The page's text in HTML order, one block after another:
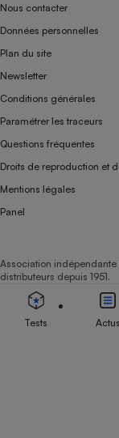
Nous contacter
Données personnelles
Plan du site
Newsletter
Conditions générales
Paramétrer les traceurs
Questions fréquentes
Droits de reproduction et
Mentions légales
Panel
Association indépendante
distributeurs depuis 1951.
Tests Actus